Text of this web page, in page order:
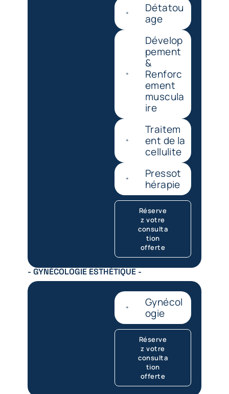
Détatou
age
Dévelop
pement
&
Renforc
ement
muscula
ire
Traitem
ent de la
cellulite
Pressot
hérapie
Réserve
z votre
consulta
tion
offerte
- GYNÉCOLOGIE ESTHÉTIQUE -
Gynécol
ogie
Réserve
z votre
consulta
tion
offerte